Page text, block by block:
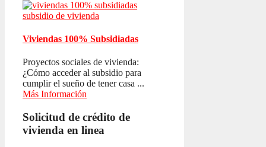
Viviendas 100% Subsidiadas
Proyectos sociales de vivienda:
¿Cómo acceder al subsidio para
cumplir el sueño de tener casa ...
Más Información
Solicitud de crédito de
vivienda en linea